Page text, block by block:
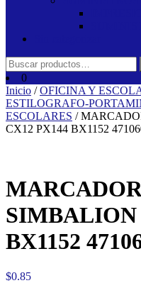
Buscar
por:0
Inicio /OFICINA Y
ESTILOGRAFO-
ESCOLARES /
CX12 PX144 BX1152
SIMBALION
BX1152
$0.85